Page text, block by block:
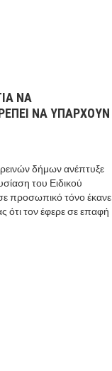
ΝΑ
ΝΑ ΥΠΑΡΧΟΥΝ
δήμων ανέπτυξε
του Ειδικού
προσωπικό τόνο έκανε
ότι τον έφερε σε επαφή